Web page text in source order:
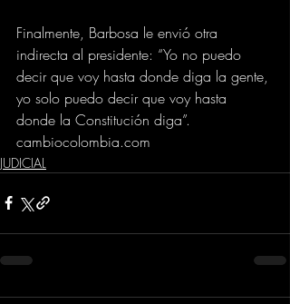
Finalmente, Barbosa le envió otra
indirecta al presidente: “Yo no puedo
decir que voy hasta donde diga la gente,
yo solo puedo decir que voy hasta
donde la Constitución diga”.
cambiocolombia.com
JUDICIAL